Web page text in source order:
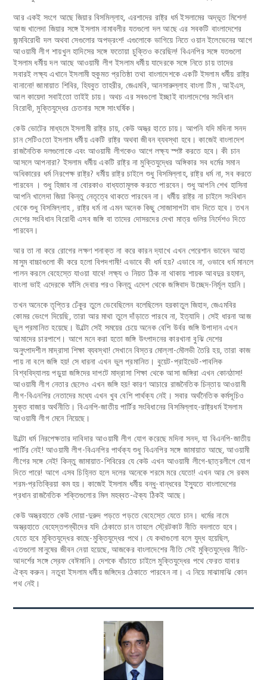
আর একই সংগে আছে জিয়ার বিসমিল্লাহ, এরশাদের রাষ্ট্র ধর্ম ইসলামের অদ্ভূত মিশেল!
আজ খালেদা জিয়ার সঙ্গে ইসলাম নামাবলীর যতগুলো দল আছে এর সবকটি বাংলাদেশের
জন্মবিরোধী দল অথবা সেগুলোর অপভ্রংশ! এগুলোকে ভাগিয়ে নিতে ওয়ান ইলেভেনের আগে
আওয়ামী লীগ শায়খুল হাদিসের সঙ্গে ফতোয়া চুক্তিও করেছিল! বিএনপির সঙ্গে যতগুলো
ইসলাম ধর্মীয় দল আছে আওয়ামী লীগ ইসলাম ধর্মীয় যাদেরকে সঙ্গে নিতে চায় তাদের
সবারই লক্ষ্য এখানে ইসলামী হুকুমত প্রতিষ্ঠা তথা বাংলাদেশকে একটি ইসলাম ধর্মীয় রাষ্ট্র
বানানো! জামায়াত শিবির, হিযবুত তাহরীর, জেএমবি, আনসারুল্লাহ বাংলা টিম , আইএস,
আল কায়েদা সবাইতো তাইই চায়। অথচ এর সবগুলো ইচ্ছাই বাংলাদেশের সংবিধান
বিরোধী, মুক্তিযুদ্ধের চেতনার সঙ্গে সাংঘর্ষিক।
কেউ ভোটের মাধ্যমে ইসলামী রাষ্ট্র চায়, কেউ অস্ত্র হাতে চায়। আপনি যদি মদিনা সনদ
চান সেটিওতো ইসলাম ধর্মীয় একটি রাষ্ট্র অথবা জীবন ব্যবস্থা হবে। কাজেই বাংলাদেশ
রাজনৈতিক দলগুলোকে এবং আওয়ামী লীগকেও আগে লক্ষ্য স্পষ্ট করতে হবে। কী চান
আসলে আপনারা? ইসলাম ধর্মীয় একটি রাষ্ট্র না মুক্তিযুদ্ধের অঙ্গিকার সব ধর্মের সমান
অধিকারের ধর্ম নিরপেক্ষ রাষ্ট্র? ধর্মীয় রাষ্ট্র চাইলে শুধু বিসমিল্লাহ, রাষ্ট্র ধর্ম না, সব করতে
পারবেন । শুধু হিজাব না বোরকাও বাধ্যতামূলক করতে পারবেন। শুধু আপনি শেখ হাসিনা
আপনি খালেদা জিয়া কিন্তু নেতৃত্বে থাকতে পারবেন না। ধর্মীয় রাষ্ট্র না চাইলে সংবিধান
থেকে শুধু বিসমিল্লাহ , রাষ্ট্র ধর্ম না এমন অনেক কিছু সোজাসাপটা বাদ দিতে হবে। তখন
দেশের সংবিধান বিরোধী এসব জঙ্গি বা তাদের দোসরদের দেখা মাত্র গুলির নির্দেশও দিতে
পারবেন।
আর তা না করে রোগের লক্ষণ শনাক্ত না করে কারন দ্যাখে এখন পেরেশান ভাবেন আহা
মাসুম বাচ্চাগুলো কী করে হলো বিপদগামী! এভাবে কী ধর্ম হয়? এভাবে না, ওভাবে ধর্ম মানলে
পালন করলে বেহেস্তে যাওয়া যাবে! লক্ষ্য ও নিয়ত ঠিক না থাকায় শায়ক আবদুর রহমান,
বাংলা ভাই এদেরকে ফাঁসি দেবার পরও কিন্তু এদেশ থেকে জঙ্গিবাদ উচ্ছেদ-নির্মূল হয়নি।
তখন অনেকে তৃপ্তির ঢেঁকুর তুলে ভেবেছিলেন বলেছিলেন হরকাতুল জিহাদ, জেএমবির
কোমর ভেংগে দিয়েছি, তারা আর মাথা তুলে দাঁড়াতে পারবে না, ইত্যাদি। সেই ধারনা আজ
ভুল প্রমানিত হয়েছে। উল্টো সেই সময়ের চেয়ে অনেক বেশি উর্বর জঙ্গি উপাদান এখন
আমাদের চারপাশে। আগে মনে করা হতো জঙ্গি উৎপাদনের কারখানা বুঝি দেশের
অনুৎপাদশীল মাদ্রাসা শিক্ষা ব্যবস্থা! সেখানে বিস্তর মোল্লা-মৌলভী তৈরি হয়, তারা কাজ
পায় না বলে জঙ্গি হয়! সে ধারনা এখন ভুল প্রমানিত। বুয়েট-প্রাইভেট-পাবলিক
বিশ্ববিদ্যালয় পড়ুয়া জঙ্গিদের দাপটে মাদ্রাসা শিক্ষা থেকে আসা জঙ্গিরা এখন কোনঠাসা!
আওয়ামী লীগ নেতার ছেলেও এখন জঙ্গি হয়! কারণ আচারে রাজনৈতিক চিন্তায় আওয়ামী
লীগ-বিএনপির নেতাদের মধ্যে এখন খুব বেশি পার্থক্য নেই। সবার অর্থনৈতিক কর্মসূচিও
মুক্ত বাজার অর্থনীতি। বিএনপি-জাতীয় পার্টির সংবিধানের বিসমিল্লাহ-রাষ্ট্রধর্ম ইসলাম
আওয়ামী লীগ মেনে নিয়েছে।
উল্টো ধর্ম নিরপেক্ষতার দাবিদার আওয়ামী লীগ যোগ করেছে মদিনা সনদ, যা বিএনপি-জাতীয়
পার্টির নেই! আওয়ামী লীগ-বিএনপির পার্থক্য শুধু বিএনপির সঙ্গে জামায়াত আছে, আওয়ামী
লীগের সঙ্গে নেই! কিন্তু জামায়াত-শিবিরের যে কেউ এখন আওয়ামী লীগে-ছাত্রলীগে যোগ
দিতে পারে! আগে এসব চিহ্নিত হলে দলের অনেকে শরমে মরে যেতো! এখন আর সে রকম
শরম-প্রতিক্রিয়া কম হয়। কাজেই ইসলাম ধর্মীয় বন্ধু-বান্ধবের ইস্যুতে বাংলাদেশের
প্রধান রাজনৈতিক শক্তিগুলোর মিল মহব্বত-ঐক্য ঠিকই আছে।
কেউ অস্ত্রহাতে কেউ দোয়া-দুরুদ পড়তে পড়তে বেহেস্তে যেতে চান। ধর্মের নামে
অস্ত্রহাতে বেহেস্তপন্থীদের যদি ঠেকাতে চান তাহলে স্ট্রেটকাট নীতি বদলাতে হবে।
যেতে হবে মুক্তিযুদ্ধের কাছে-মুক্তিযুদ্ধের পথে। যে কথাগুলো বলে যুদ্ধ হয়েছিল,
এতগুলো মানুষের জীবন নেয়া হয়েছে, আজকের বাংলাদেশের নীতি সেই মুক্তিযুদ্ধের নীতি-
আদর্শের সঙ্গে স্রেফ বেঈমানি। দেশকে বাঁচাতে চাইলে মুক্তিযুদ্ধের পথে ফেরত যাবার
ঐক্য করুন। নতুবা ইসলাম ধর্মীয় জঙ্গিদের ঠেকাতে পারবেন না। এ নিয়ে মাঝামাঝি কোন
পথ নেই।